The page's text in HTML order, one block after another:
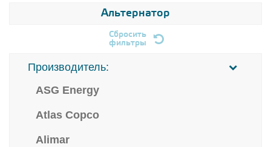
Альтернатор
Сбросить
фильтры
Производитель:
ASG Energy
Atlas Copco
Alimar